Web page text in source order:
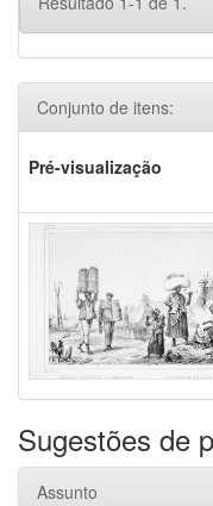
Conjunto de itens:
Pré-visualização
Sugestões de
Assunto